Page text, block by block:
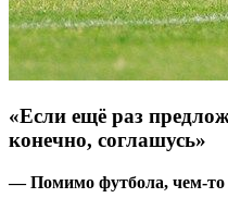
«Если ещё раз
конечно, соглашусь»
— Помимо футбола, чем-то